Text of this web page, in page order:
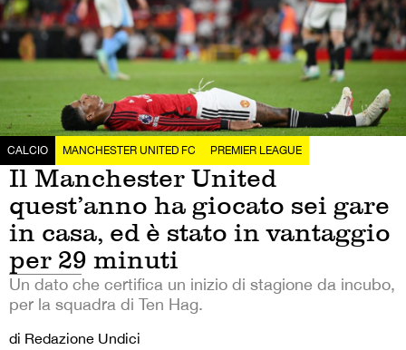
CALCIO MANCHESTER UNITED FC PREMIER LEAGUE
Il Manchester United
quest’anno ha giocato sei gare
in casa, ed è stato in vantaggio
per 29 minuti
Un dato che certifica un inizio di stagione da incubo,
per la squadra di Ten Hag.
di Redazione Undici